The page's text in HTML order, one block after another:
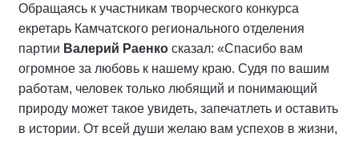
Обращаясь к участникам творческого конкурса
екретарь Камчатского регионального отделения
партии Валерий Раенко сказал: «Спасибо вам
огромное за любовь к нашему краю. Судя по вашим
работам, человек только любящий и понимающий
природу может такое увидеть, запечатлеть и оставить
в истории. От всей души желаю вам успехов в жизни,